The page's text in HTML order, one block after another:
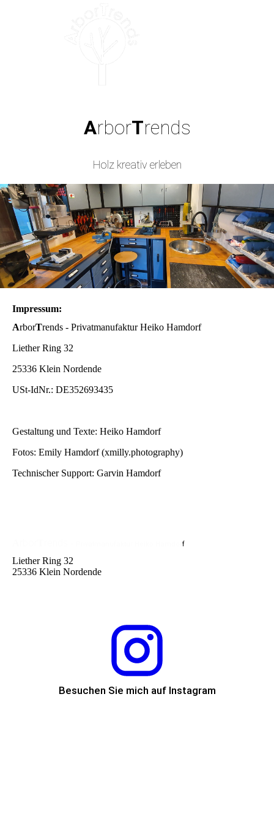
ArborTrends
Holz kreativ erleben
Impressum:
ArborTrends - Privatmanufaktur Heiko Hamdorf
Liether Ring 32
25336 Klein Nordende
USt-IdNr.: DE352693435
Gestaltung und Texte: Heiko Hamdorf
Fotos: Emily Hamdorf (xmilly.photography)
Technischer Support: Garvin Hamdorf
f
Liether Ring 32
25336 Klein Nordende
Besuchen Sie mich auf Instagram